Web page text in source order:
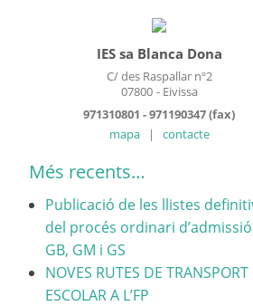
IES sa Blanca Dona
C/ des Raspallar nº2
07800 - Eivissa
971310801 - 971190347 (fax)
mapa
| contacte
Més recents…
Publicació de les llistes
del procés ordinari
GB, GM i GS
NOVES RUTES DE TRANSPORT
ESCOLAR A L’FP